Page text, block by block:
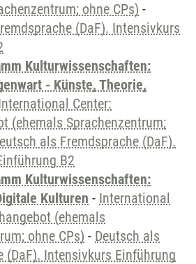
ohne CPs) -
(DaF). Intensivkurs
Kulturwissenschaften:
- Künste, Theorie,
Center:
(ehemals Sprachenzentrum;
als Fremdsprache (DaF).
B2
Kulturwissenschaften:
Kulturen - International
(ehemals
ohne CPs) - Deutsch als
(DaF). Intensivkurs Einführung